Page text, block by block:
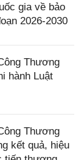
gia về bảo
2026-2030
Thương
hành Luật
Thương
kết quả, hiệu